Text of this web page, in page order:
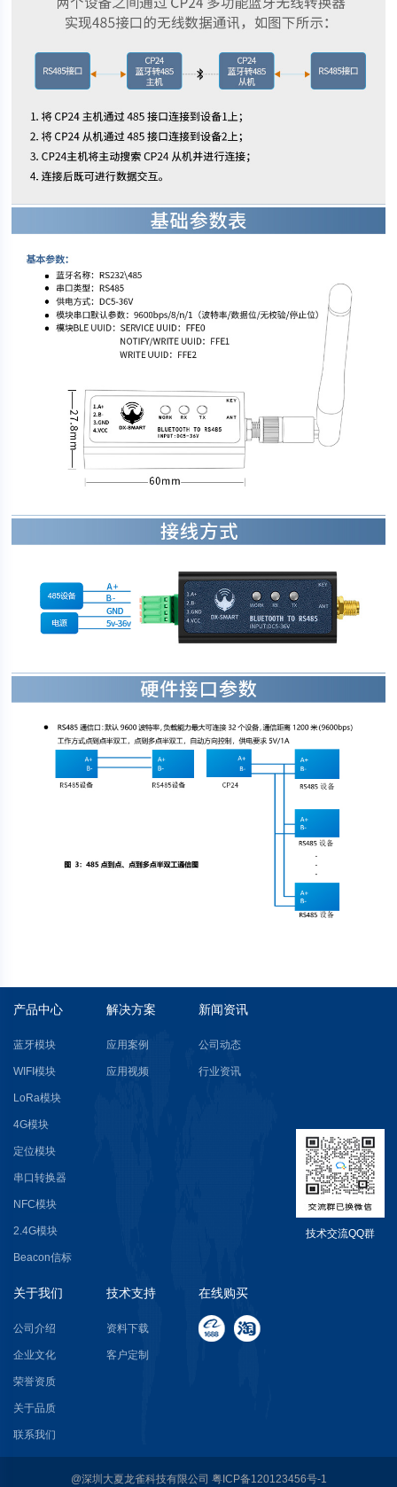
产品中心
蓝牙模块
WIFI模块
LoRa模块
4G模块
定位模块
串口转换器
NFC模块
2.4G模块
Beacon信标
解决方案
应用案例
应用视频
新闻资讯
公司动态
行业资讯
关于我们
公司介绍
企业文化
荣誉资质
关于品质
联系我们
技术支持
资料下载
客户定制
在线购买
技术交流QQ群
@深圳大夏龙雀科技有限公司 粤ICP备120123456号-1